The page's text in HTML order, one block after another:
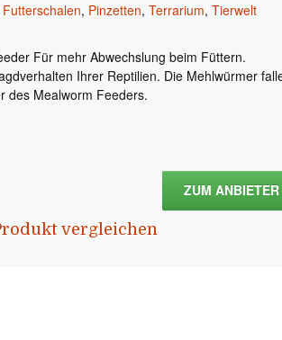
Futterschalen, Pinzetten,Terrarium,Tierwelt
Für mehr Abwechslung beim Füttern.
Ihrer Reptilien. Die Mehlwürmer
des Mealworm Feeders.
ZUM ANBIETER
vergleichen